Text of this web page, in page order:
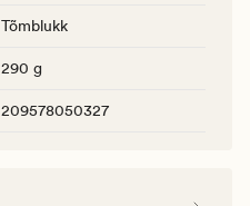
Tõmblukk
290 g
209578050327